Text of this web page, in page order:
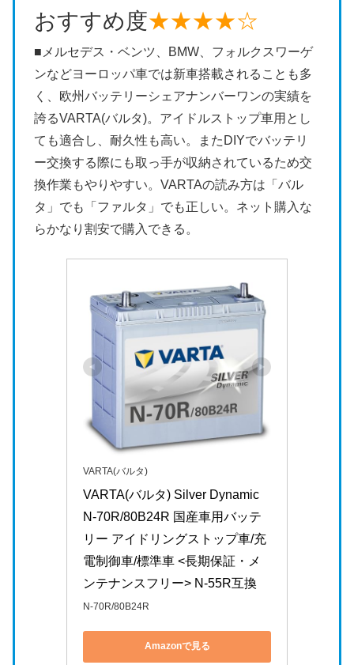
おすすめ度★★★★☆
■メルセデス・ベンツ、BMW、フォルクスワーゲ
ンなどヨーロッパ車では新車搭載されることも多
く、欧州バッテリーシェアナンバーワンの実績を
誇るVARTA(バルタ)。アイドルストップ車用とし
ても適合し、耐久性も高い。またDIYでバッテリ
ー交換する際にも取っ手が収納されているため交
換作業もやりやすい。VARTAの読み方は「バル
タ」でも「ファルタ」でも正しい。ネット購入な
らかなり割安で購入できる。
VARTA(バルタ)
VARTA(バルタ) Silver Dynamic
N-70R/80B24R 国産車用バッテ
リー アイドリングストップ車/充
電制御車/標準車 <長期保証・メ
ンテナンスフリー> N-55R互換
N-70R/80B24R
Amazonで見る